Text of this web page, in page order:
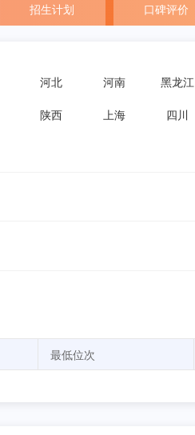
招生计划 口碑评价
河北 河南 黑龙江
陕西 上海 四川
最低位次